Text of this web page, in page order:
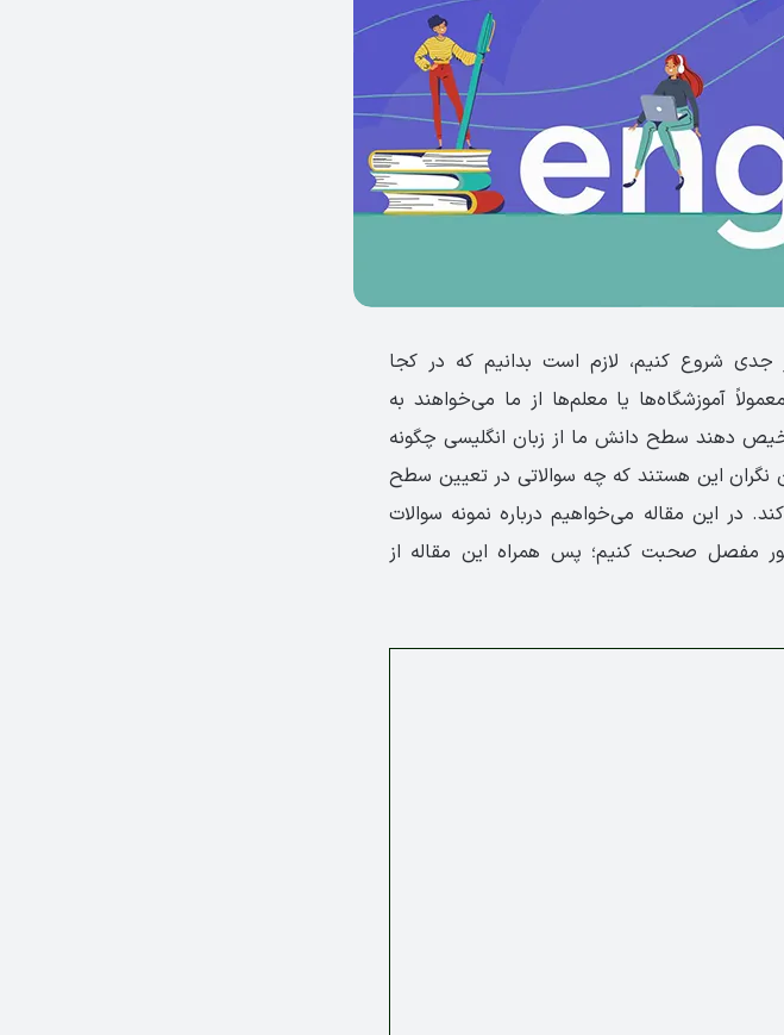
جدی شروع کنیم، لازم است بدانیم که در کجا
آموزشگاه‌ها یا معلم‌ها از ما می‌خواهند به
دهند سطح دانش ما از زبان انگلیسی چگونه
نگران این هستند که چه سوالاتی در تعیین سطح
در این مقاله می‌خواهیم درباره نمونه سوالات
مفصل صحبت کنیم؛ پس همراه این مقاله از